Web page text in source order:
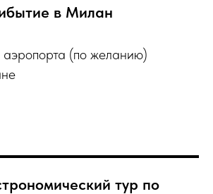
в Милан
(по желанию)
тур по